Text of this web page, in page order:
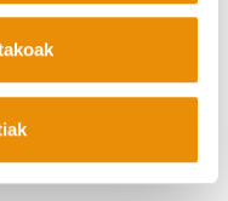
Ikusi aurreko